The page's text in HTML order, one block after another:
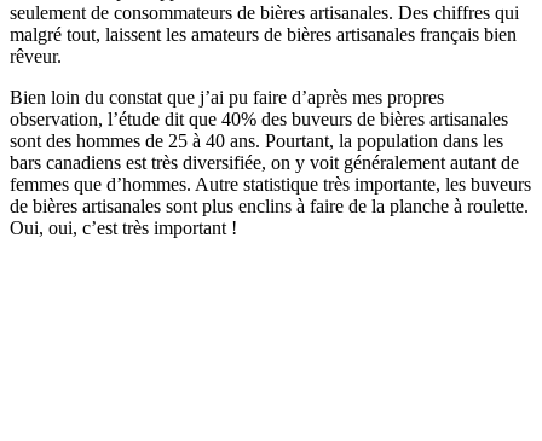
seulement de consommateurs de bières artisanales. Des chiffres qui
malgré tout, laissent les amateurs de bières artisanales français bien
rêveur.
Bien loin du constat que j’ai pu faire d’après mes propres
observation, l’étude dit que 40% des buveurs de bières artisanales
sont des hommes de 25 à 40 ans. Pourtant, la population dans les
bars canadiens est très diversifiée, on y voit généralement autant de
femmes que d’hommes. Autre statistique très importante, les buveurs
de bières artisanales sont plus enclins à faire de la planche à roulette.
Oui, oui, c’est très important !